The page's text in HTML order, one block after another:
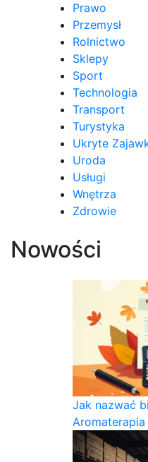
Prawo
Przemysł
Rolnictwo
Sklepy
Sport
Technologia
Transport
Turystyka
Ukryte
Uroda
Usługi
Wnętrza
Zdrowie
Nowości
Jak nazwać